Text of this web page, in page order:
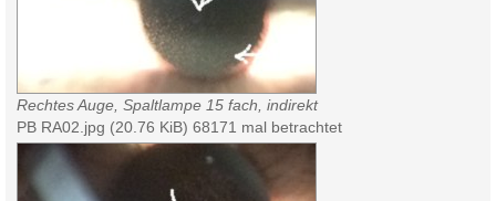
Rechtes Auge, Spaltlampe 15 fach, indirekt
PB RA02.jpg (20.76 KiB) 68171 mal betrachtet